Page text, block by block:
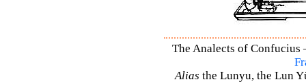
The Analects of Confucius
Alias the Lunyu, the Lun